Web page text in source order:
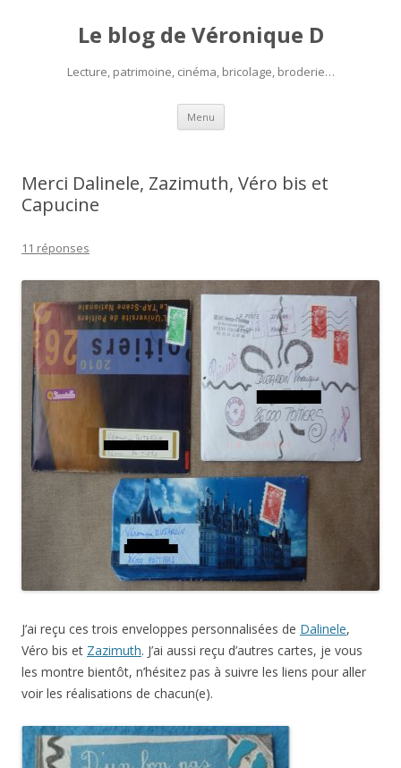
Le blog de Véronique D
Lecture, patrimoine, cinéma, bricolage, broderie…
Menu Aller
contenu
Merci Dalinele, Zazimuth, Véro bis et
Capucine
11 réponses
J’ai reçu ces trois enveloppes personnalisées de Dalinele,
Véro bis et Zazimuth. J’ai aussi reçu d’autres cartes, je vous
les montre bientôt, n’hésitez pas à suivre les liens pour aller
voir les réalisations de chacun(e).